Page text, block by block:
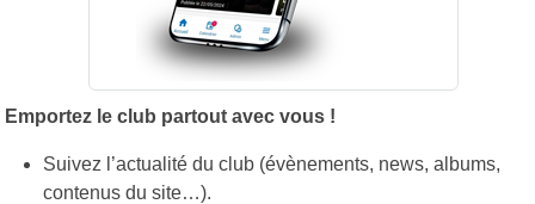
Emportez le club partout avec vous !
Suivez l’actualité du club (évènements, news, albums,
contenus du site…).